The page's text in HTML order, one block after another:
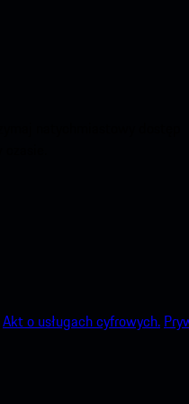
Akt o usługach cyfrowych.